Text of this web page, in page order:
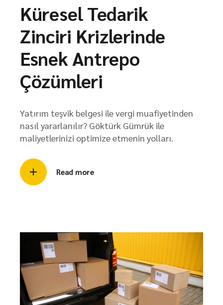
Küresel Tedarik
Zinciri Krizlerinde
Esnek Antrepo
Çözümleri
Yatırım teşvik belgesi ile vergi muafiyetinden
nasıl yararlanılır? Göktürk Gümrük ile
maliyetlerinizi optimize etmenin yolları.
Read more